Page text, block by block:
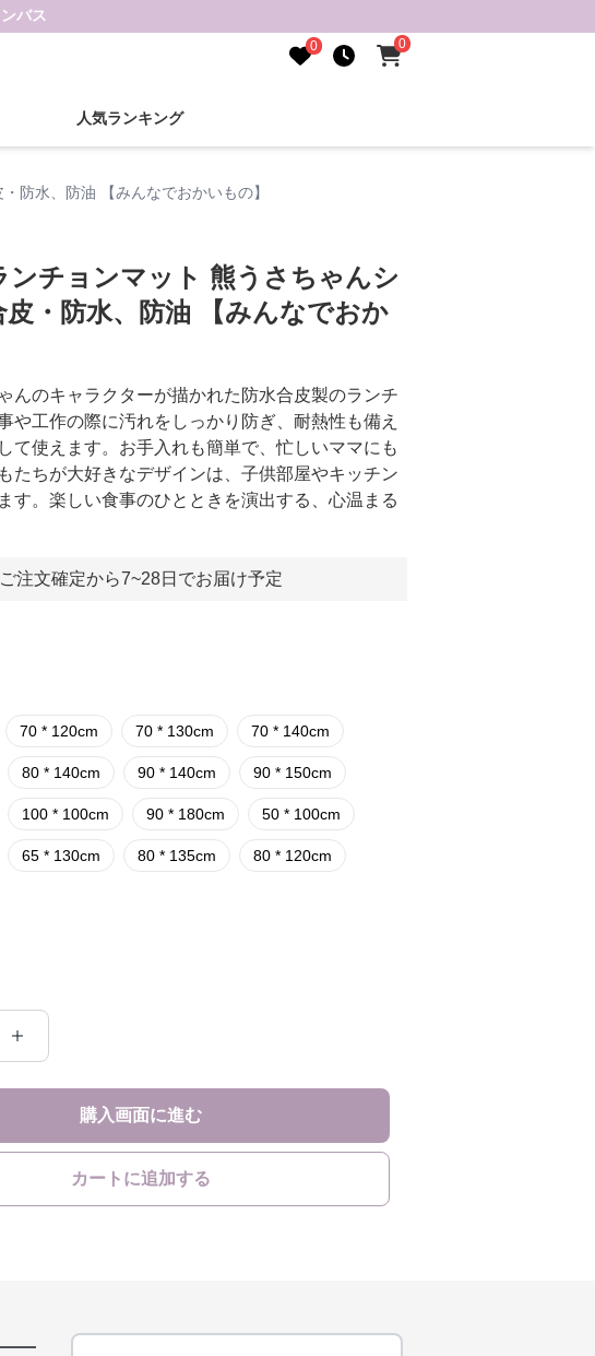
バス
0 0
人気ランキング
防水、防油 【みんなでおかいもの】
ンチョンマット 熊うさちゃんシ
皮・防水、防油 【みんなでおか
んのキャラクターが描かれた防水合皮製のランチ
や工作の際に汚れをしっかり防ぎ、耐熱性も備え
て使えます。お手入れも簡単で、忙しいママにも
たちが大好きなデザインは、子供部屋やキッチン
す。楽しい食事のひとときを演出する、心温まる
ご注文確定から7~28日でお届け予定
70 * 120cm 70 * 130cm 70 * 140cm
80 * 140cm 90 * 140cm 90 * 150cm
100 * 100cm 90 * 180cm 50 * 100cm
65 * 130cm 80 * 135cm 80 * 120cm
購入画面に進む
カートに追加する